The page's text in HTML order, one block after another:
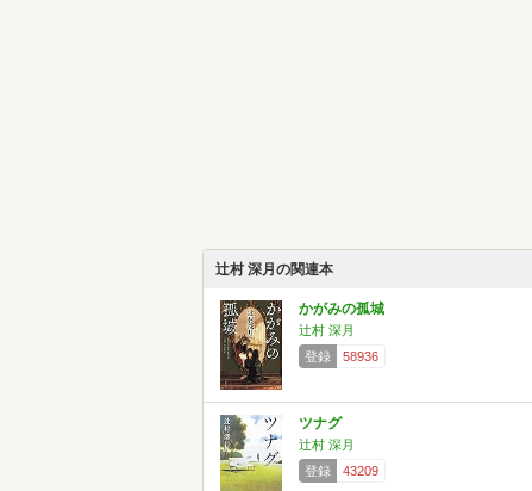
辻村 深月の関連本
かがみの孤城
辻村 深月
登録
58936
ツナグ
辻村 深月
登録
43209